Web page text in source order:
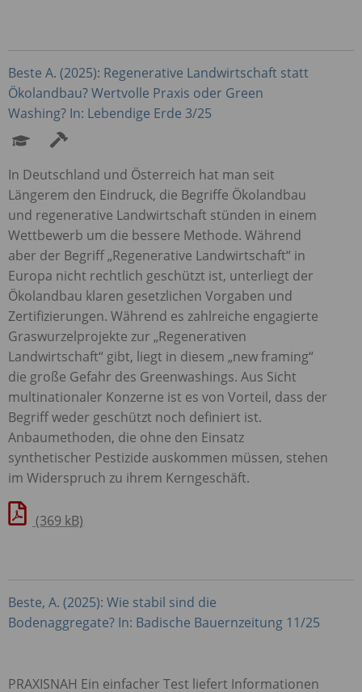
Beste A. (2025): Regenerative Landwirtschaft statt
Ökolandbau? Wertvolle Praxis oder Green
Washing? In: Lebendige Erde 3/25
In Deutschland und Österreich hat man seit
Längerem den Eindruck, die Begriffe Ökolandbau
und regenerative Landwirtschaft stünden in einem
Wettbewerb um die bessere Methode. Während
aber der Begriff „Regenerative Landwirtschaft“ in
Europa nicht rechtlich geschützt ist, unterliegt der
Ökolandbau klaren gesetzlichen Vorgaben und
Zertifizierungen. Während es zahlreiche engagierte
Graswurzelprojekte zur „Regenerativen
Landwirtschaft“ gibt, liegt in diesem „new framing“
die große Gefahr des Greenwashings. Aus Sicht
multinationaler Konzerne ist es von Vorteil, dass der
Begriff weder geschützt noch definiert ist.
Anbaumethoden, die ohne den Einsatz
synthetischer Pestizide auskommen müssen, stehen
im Widerspruch zu ihrem Kerngeschäft.
(369 kB)
Beste, A. (2025): Wie stabil sind die
Bodenaggregate? In: Badische Bauernzeitung 11/25
PRAXISNAH Ein einfacher Test liefert Informationen